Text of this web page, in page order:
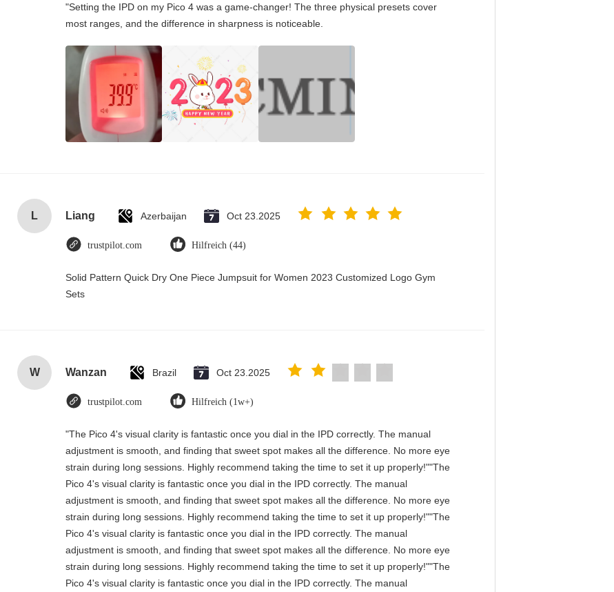
"Setting the IPD on my Pico 4 was a game-changer! The three physical presets cover
most ranges, and the difference in sharpness is noticeable.
L Liang Azerbaijan Oct 23.2025
trustpilot.com Hilfreich (44)
Solid Pattern Quick Dry One Piece Jumpsuit for Women 2023 Customized Logo Gym
Sets
W Wanzan Brazil Oct 23.2025
trustpilot.com Hilfreich (1w+)
"The Pico 4's visual clarity is fantastic once you dial in the IPD correctly. The manual
adjustment is smooth, and finding that sweet spot makes all the difference. No more eye
strain during long sessions. Highly recommend taking the time to set it up properly!""The
Pico 4's visual clarity is fantastic once you dial in the IPD correctly. The manual
adjustment is smooth, and finding that sweet spot makes all the difference. No more eye
strain during long sessions. Highly recommend taking the time to set it up properly!""The
Pico 4's visual clarity is fantastic once you dial in the IPD correctly. The manual
adjustment is smooth, and finding that sweet spot makes all the difference. No more eye
strain during long sessions. Highly recommend taking the time to set it up properly!""The
Pico 4's visual clarity is fantastic once you dial in the IPD correctly. The manual